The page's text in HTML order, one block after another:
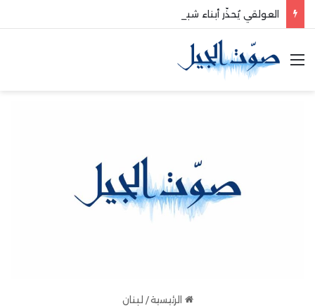
القائمة
الرئيسية / لبنان